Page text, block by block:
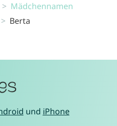
Mädchennamen
Berta
und iPhone